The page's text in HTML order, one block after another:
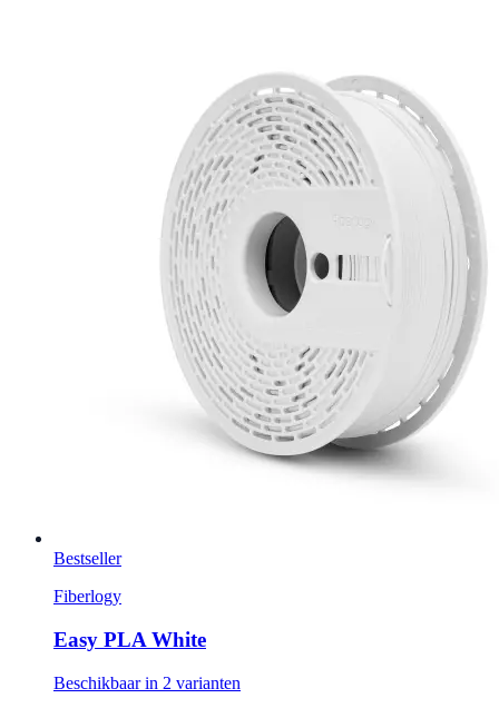
Bestseller
Fiberlogy
Easy PLA White
Beschikbaar in 2 varianten